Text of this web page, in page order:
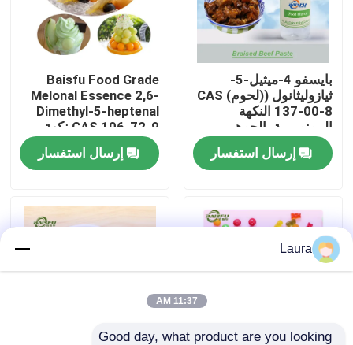
برنامج VR
حولنا
جولة في المصنع
اتصل بنا
نكهات الجوهر الغذائي
بايسفو 4-ميثيل-5-
ثيازوليثانول ((لحوم) CAS
137-00-8 النكهة
المونومرية، الجوهر
المضاف
إرسال استفسار
Baisfu Food Grade
Melonal Essence 2,6-
Dimethyl-5-heptenal
CAS 106-72-9 نكهة
البطيخ الطازجة
للمشروبات والعطور
اليومية
إرسال استفسار
Laura
11:37 AM
Good day, what product are you looking